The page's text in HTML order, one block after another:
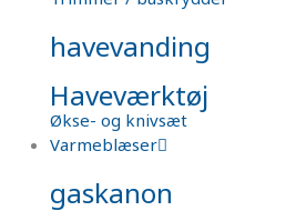
havevanding
Haveværktøj
Økse- og knivsæt
Varmeblæser
gaskanon